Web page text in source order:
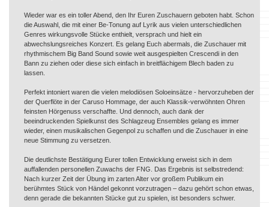
Wieder war es ein toller Abend, den Ihr Euren Zuschauern geboten habt. Schon
die Auswahl, die mit einer Be-Tonung auf Lyrik aus vielen unterschiedlichen
Genres wirkungsvolle Stücke enthielt, versprach und hielt ein
abwechslungsreiches Konzert. Es gelang Euch abermals, die Zuschauer mit
rhythmischem Big Band Sound sowie weit ausgespielten Crescendi in den
Bann zu ziehen oder diese sich einfach in breitflächigem Blech baden zu
lassen.
Perfekt intoniert waren die vielen melodiösen Soloeinsätze - hervorzuheben der
der Querflöte in der Caruso Hommage, der auch Klassik-verwöhnten Ohren
feinsten Hörgenuss verschaffte. Und dennoch, auch dank der
beeindruckenden Spielkunst des Schlagzeug Ensembles gelang es immer
wieder, einen musikalischen Gegenpol zu schaffen und die Zuschauer in eine
neue Stimmung zu versetzen.
Die deutlichste Bestätigung Eurer tollen Entwicklung erweist sich in dem
auffallenden personellen Zuwachs der FNG. Das Ergebnis ist selbstredend:
Nach kurzer Zeit der Übung im zarten Alter vor großem Publikum ein
berühmtes Stück von Händel gekonnt vorzutragen – dazu gehört schon etwas,
denn gerade die bekannten Stücke gut zu spielen, ist besonders schwer.